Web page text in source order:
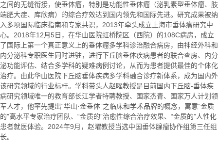
之间的无缝衔接，使垂体瘤，特别是功能性垂体瘤（泌乳素型垂体瘤、肢
端肥大症、库欣病）的综合疗效达到国内领先和国际先进。研究成果被纳
入多项国际临床指南和专家共识，2013年牵头成立上海市垂体瘤研究中
心。2018年12月5日，在华山医院虹桥院区（西院）的108C病房，成立
了国际上第一个真正意义上的垂体瘤多学科诊治融合病房，由神经外科和
内分泌科专职医生同时进驻，进行下丘脑垂体疾病患者的联合查房、内分
泌功能评估、结合多学科的疑难病例讨论，从而为患者提供最佳的个体化
治疗。由此华山医院下丘脑垂体疾病多学科融合诊疗新体系，成为国内外
该研究领域的行业标杆。学科带头人赵曜教授是目前国内下丘脑-垂体疾
病研究领域唯一的教育部长江学者特聘教授、国家杰青、国家万人计划领
军人才，他率先提出“华山·金垂体”之临床和学术品牌的概念，寓意“金质
的”高水平专家治疗团队、“金质的”治愈性综合治疗效果、“金质的”人性化
患者就医体验。2024年9月，赵曜教授当选中国垂体腺瘤协作组第三任组
长。